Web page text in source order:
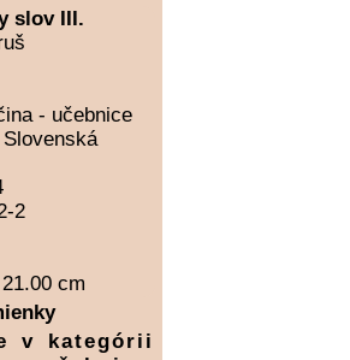
slov III.
- učebnice
2
cm
v kategórii